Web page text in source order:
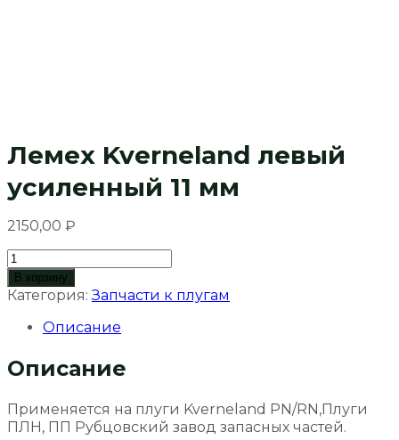
Лемех Kverneland левый
усиленный 11 мм
2150,00 ₽
Количество
товара
Лемех
левый
11
мм
В корзину
Категория:Запчасти к плугам
Описание
Описание
Применяется на плуги Kverneland PN/RN,Плуги
ПЛН, ПП Рубцовский завод запасных частей.